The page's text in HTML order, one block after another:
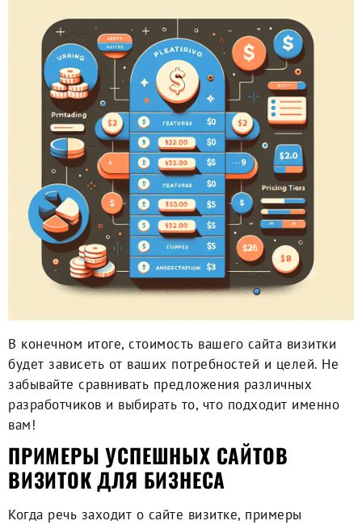
В конечном итоге, стоимость вашего сайта визитки
будет зависеть от ваших потребностей и целей. Не
забывайте сравнивать предложения различных
разработчиков и выбирать то, что подходит именно
вам!
ПРИМЕРЫ УСПЕШНЫХ САЙТОВ
ВИЗИТОК ДЛЯ БИЗНЕСА
Когда речь заходит о сайте визитке, примеры